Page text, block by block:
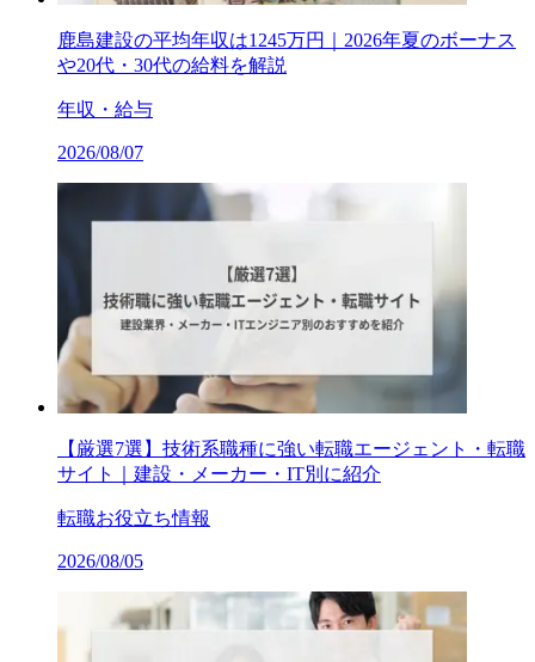
鹿島建設の平均年収は1245万円｜2026年夏のボーナス
や20代・30代の給料を解説
年収・給与
2026/08/07
【厳選7選】技術系職種に強い転職エージェント・転職
サイト｜建設・メーカー・IT別に紹介
転職お役立ち情報
2026/08/05